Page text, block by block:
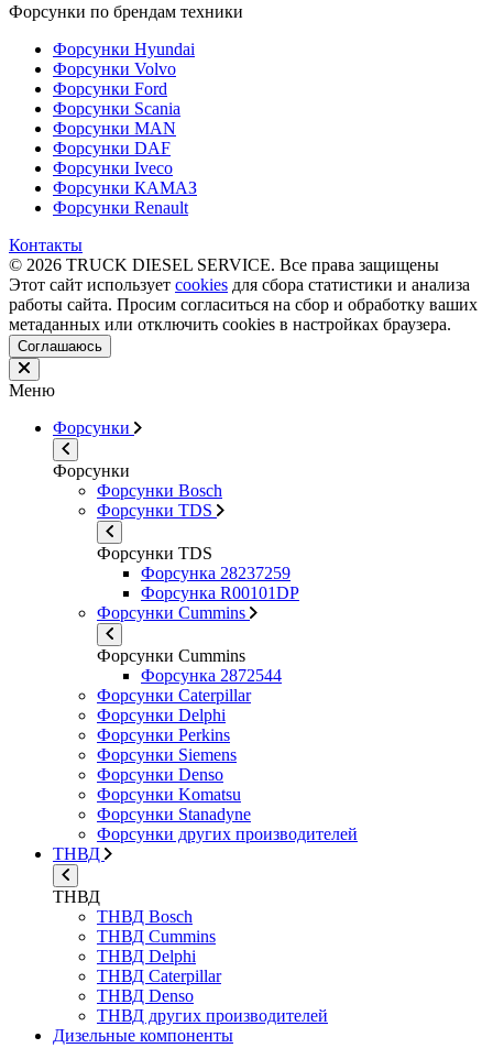
Форсунки по брендам техники
Форсунки Hyundai
Форсунки Volvo
Форсунки Ford
Форсунки Scania
Форсунки MAN
Форсунки DAF
Форсунки Iveco
Форсунки КАМАЗ
Форсунки Renault
Контакты
© 2026 TRUCK DIESEL SERVICE. Все права защищены
Этот сайт использует cookies для сбора статистики и анализа
работы сайта. Просим согласиться на сбор и обработку ваших
метаданных или отключить cookies в настройках браузера.
Соглашаюсь
Меню
Форсунки
Форсунки
Форсунки Bosch
Форсунки TDS
Форсунки TDS
Форсунка 28237259
Форсунка R00101DP
Форсунки Cummins
Форсунки Cummins
Форсунка 2872544
Форсунки Caterpillar
Форсунки Delphi
Форсунки Perkins
Форсунки Siemens
Форсунки Denso
Форсунки Komatsu
Форсунки Stanadyne
Форсунки других производителей
ТНВД
ТНВД
ТНВД Bosch
ТНВД Cummins
ТНВД Delphi
ТНВД Caterpillar
ТНВД Denso
ТНВД других производителей
Дизельные компоненты